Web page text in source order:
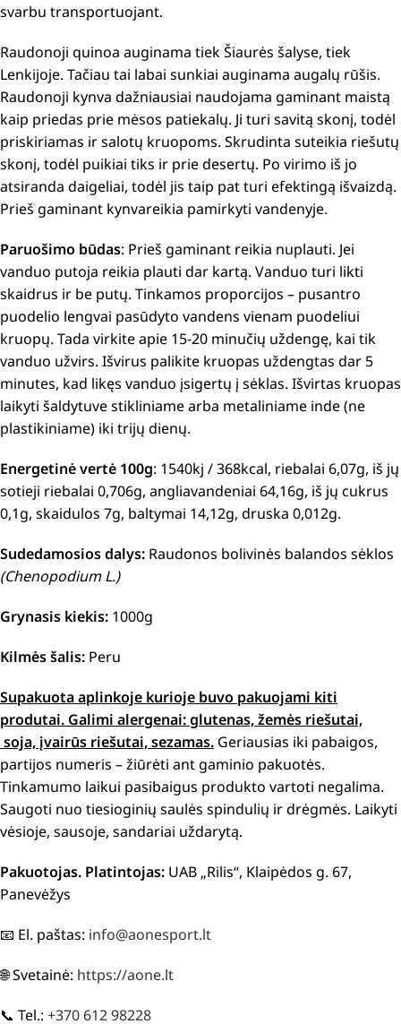
svarbu transportuojant.
Raudonoji quinoa auginama tiek Šiaurės šalyse, tiek
Lenkijoje. Tačiau tai labai sunkiai auginama augalų rūšis.
Raudonoji kynva dažniausiai naudojama gaminant maistą
kaip priedas prie mėsos patiekalų. Ji turi savitą skonį, todėl
priskiriamas ir salotų kruopoms. Skrudinta suteikia riešutų
skonį, todėl puikiai tiks ir prie desertų. Po virimo iš jo
atsiranda daigeliai, todėl jis taip pat turi efektingą išvaizdą.
Prieš gaminant kynvareikia pamirkyti vandenyje.
Paruošimo būdas: Prieš gaminant reikia nuplauti. Jei
vanduo putoja reikia plauti dar kartą. Vanduo turi likti
skaidrus ir be putų. Tinkamos proporcijos – pusantro
puodelio lengvai pasūdyto vandens vienam puodeliui
kruopų. Tada virkite apie 15-20 minučių uždengę, kai tik
vanduo užvirs. Išvirus palikite kruopas uždengtas dar 5
minutes, kad likęs vanduo įsigertų į sėklas. Išvirtas kruopas
laikyti šaldytuve stikliniame arba metaliniame inde (ne
plastikiniame) iki trijų dienų.
Energetinė vertė 100g: 1540kj / 368kcal, riebalai 6,07g, iš jų
sotieji riebalai 0,706g, angliavandeniai 64,16g, iš jų cukrus
0,1g, skaidulos 7g, baltymai 14,12g, druska 0,012g.
Sudedamosios dalys: Raudonos bolivinės balandos sėklos
(Chenopodium L.)
Grynasis kiekis: 1000g
Kilmės šalis: Peru
Supakuota aplinkoje kurioje buvo pakuojami kiti
produtai. Galimi alergenai: glutenas, žemės riešutai,
soja, įvairūs riešutai, sezamas. Geriausias iki pabaigos,
partijos numeris – žiūrėti ant gaminio pakuotės.
Tinkamumo laikui pasibaigus produkto vartoti negalima.
Saugoti nuo tiesioginių saulės spindulių ir drėgmės. Laikyti
vėsioje, sausoje, sandariai uždarytą.
Pakuotojas. Platintojas: UAB „Rilis“, Klaipėdos g. 67,
Panevėžys
📧 El. paštas: info@aonesport.lt
🌐 Svetainė: https://aone.lt
📞 Tel.: +370 612 98228